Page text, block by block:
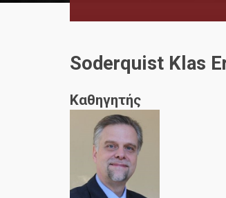
Soderquist Klas
Καθηγητής